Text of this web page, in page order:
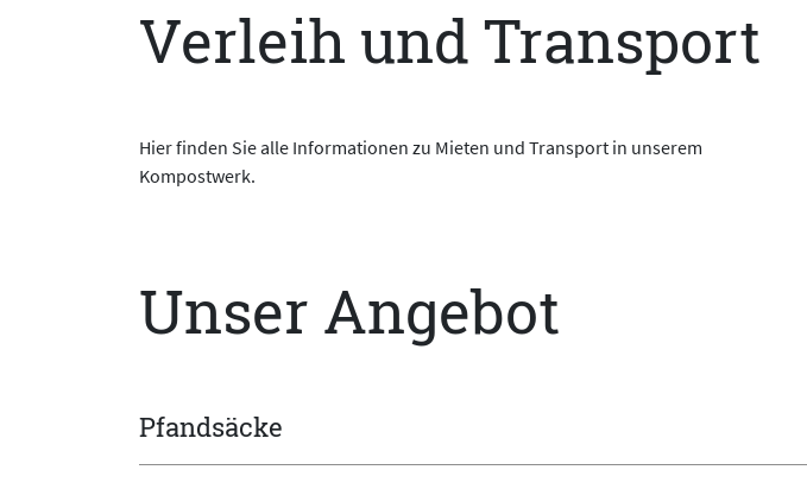
Verleih und Transport
Hier finden Sie alle Informationen zu Mieten und Transport in unserem
Kompostwerk.
Unser Angebot
Pfandsäcke